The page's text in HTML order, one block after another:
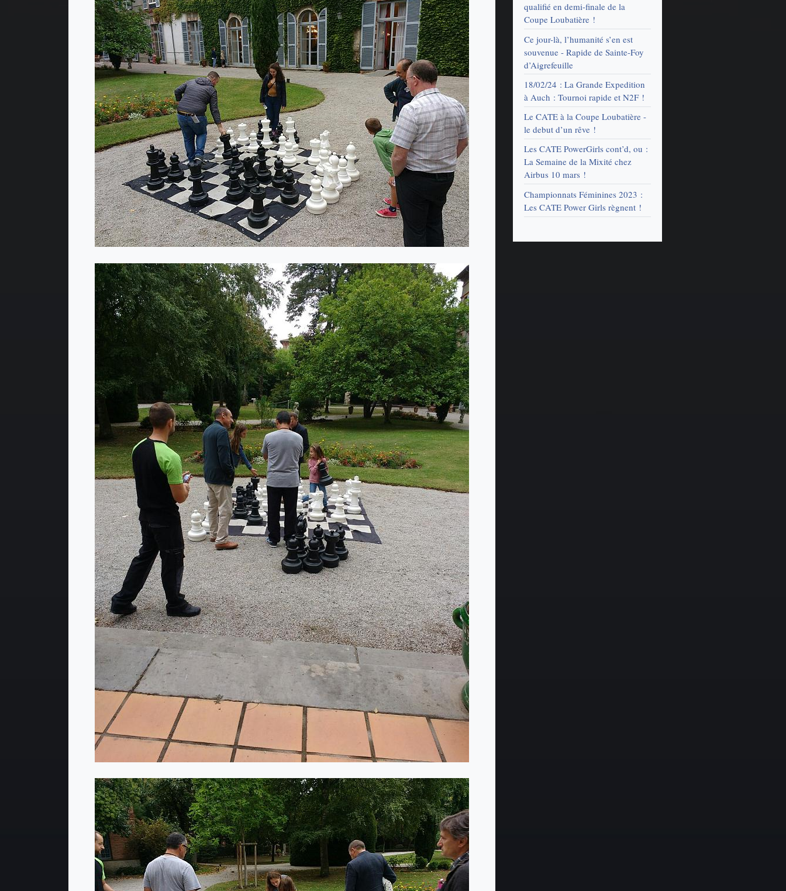
qualifié en demi-finale de la
Coupe Loubatière !
Ce jour-là, l’humanité s’en est
souvenue - Rapide de Sainte-Foy
d’Aigrefeuille
18/02/24 : La Grande Expedition
à Auch : Tournoi rapide et N2F !
Le CATE à la Coupe Loubatière -
le debut d’un rêve !
Les CATE PowerGirls cont’d, ou :
La Semaine de la Mixité chez
Airbus 10 mars !
Championnats Féminines 2023 :
Les CATE Power Girls règnent !